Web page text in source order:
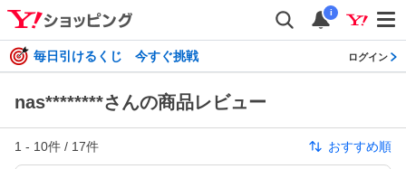
i
毎日引けるくじ 今すぐ挑戦 ログイン
nas********さんの商品レビュー
1 - 10件 / 17件 おすすめ順